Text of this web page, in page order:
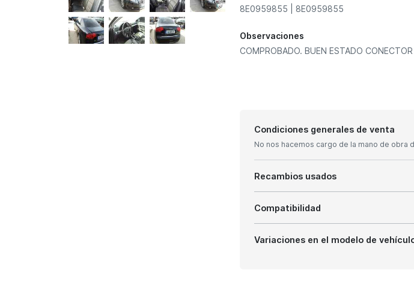
8E0959855 | 8E0959855
Observaciones
COMPROBADO. BUEN ESTADO
Condiciones generales de venta
No nos hacemos cargo de la mano de
Recambios usados
Compatibilidad
Variaciones en el modelo de